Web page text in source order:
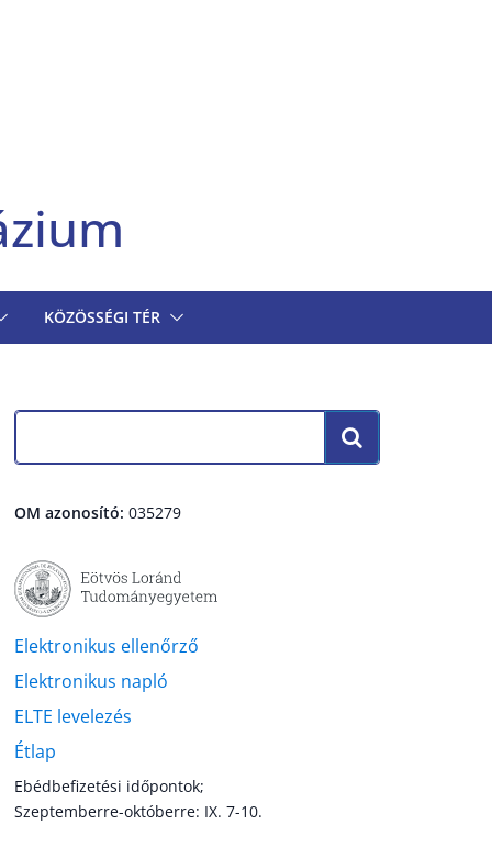
KÖZÖSSÉGI TÉR
OM azonosító: 035279
Elektronikus ellenőrző
Elektronikus napló
ELTE levelezés
Étlap
Ebédbefizetési időpontok;
Szeptemberre-októberre: IX. 7-10.